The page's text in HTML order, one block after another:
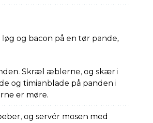
og bacon på en tør pande,
Skræl æblerne, og skær i
og timianblade på panden i
er møre.
og servér mosen med